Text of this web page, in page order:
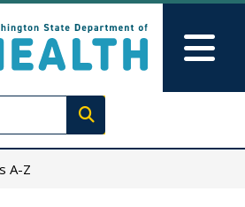
Execute search
A-Z